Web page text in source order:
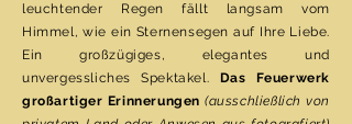
leuchtender Regen fällt langsam vom
Himmel, wie ein Sternensegen auf Ihre Liebe.
Ein großzügiges, elegantes und
unvergessliches Spektakel.
Das Feuerwerk
großartiger Erinnerungen (ausschließlich von